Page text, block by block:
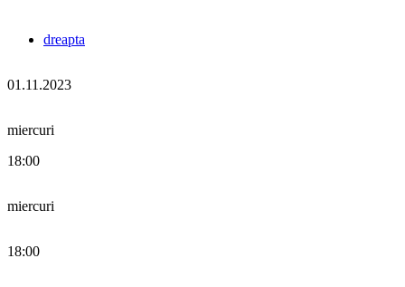
dreapta
01.11.2023
miercuri
18:00
miercuri
18:00